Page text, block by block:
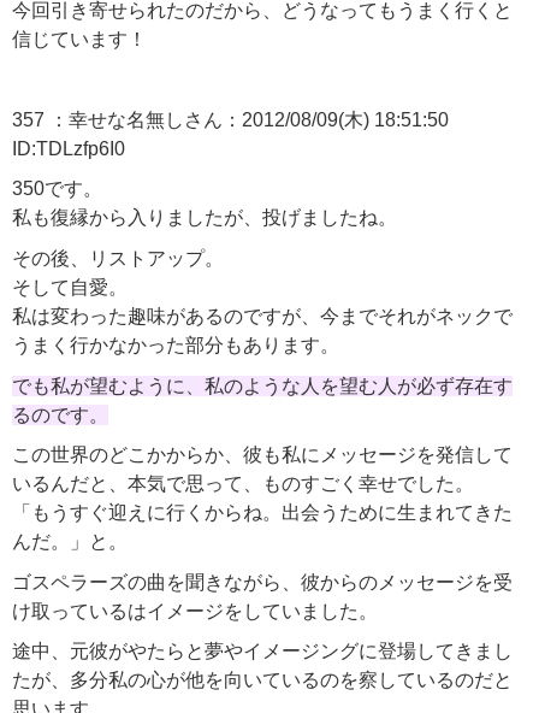
今回引き寄せられたのだから、どうなってもうまく行くと
信じています！
357 ：幸せな名無しさん：2012/08/09(木) 18:51:50
ID:TDLzfp6I0
350です。
私も復縁から入りましたが、投げましたね。
その後、リストアップ。
そして自愛。
私は変わった趣味があるのですが、今までそれがネックで
うまく行かなかった部分もあります。
でも私が望むように、私のような人を望む人が必ず存在す
るのです。
この世界のどこかからか、彼も私にメッセージを発信して
いるんだと、本気で思って、ものすごく幸せでした。
「もうすぐ迎えに行くからね。出会うために生まれてきた
んだ。」と。
ゴスペラーズの曲を聞きながら、彼からのメッセージを受
け取っているはイメージをしていました。
途中、元彼がやたらと夢やイメージングに登場してきまし
たが、多分私の心が他を向いているのを察しているのだと